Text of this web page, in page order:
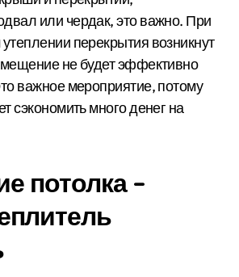
или чердак, это важно. При
перекрытия возникнут
не будет эффективно
важное мероприятие, потому
сэкономить много денег на
потолка –